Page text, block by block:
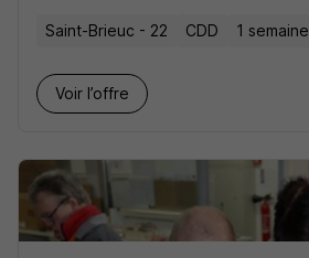
Saint-Brieuc - 22 CDD 1 semaine
Voir l’offre